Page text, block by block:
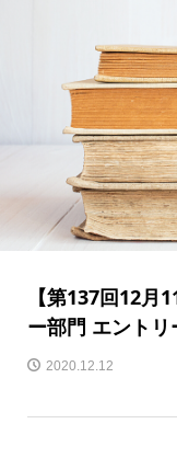
【第137回12月
ー部門 エントリ
2020.12.12